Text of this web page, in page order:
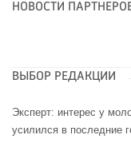
НОВОСТИ
ВЫБОР РЕДАКЦИИ
Эксперт: интерес у
усилился в последние